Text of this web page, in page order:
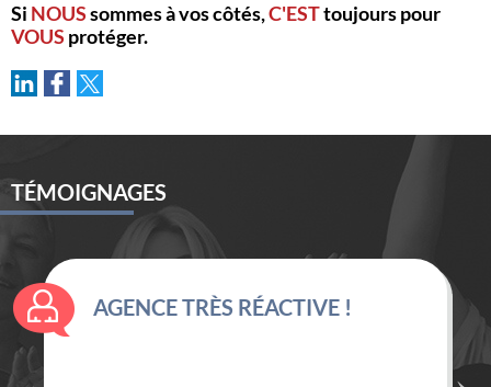
Si NOUSsommes à vos côtés,C'ESTtoujours pour
VOUS protéger.
TÉMOIGNAGES
AGENCE TRÈS RÉACTIVE !